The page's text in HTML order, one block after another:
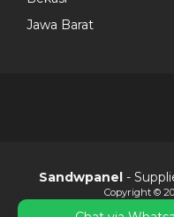
Jawa Barat
Sandwpanel -
Copyright ©